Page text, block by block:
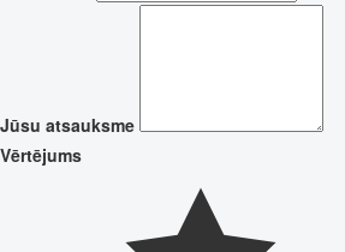
Jūsu atsauksme
Vērtējums